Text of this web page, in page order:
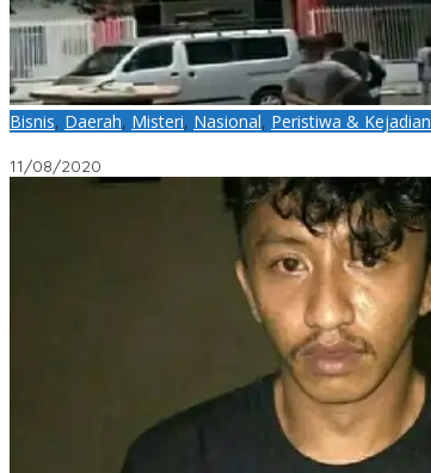
Bisnis, Daerah, Misteri, Nasional, Peristiwa & Kejadian
11/08/2020